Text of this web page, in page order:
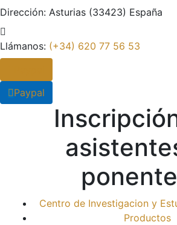
Dirección: Asturias (33423) España
Llámanos: (+34) 620 77 56 53
Paypal
Centro de Investigacion y
Productos